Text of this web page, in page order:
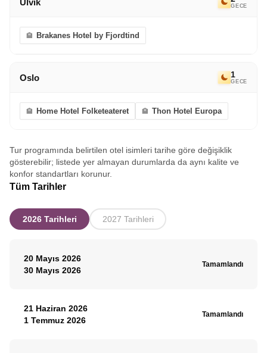
GECE
Brakanes Hotel by Fjordtind
Oslo 1
GECE
Home Hotel Folketeateret Thon Hotel Europa
Tur programında belirtilen otel isimleri tarihe göre değişiklik
gösterebilir; listede yer almayan durumlarda da aynı kalite ve
konfor standartları korunur.
Tüm Tarihler
2026 Tarihleri 2027 Tarihleri
20 Mayıs 2026
30 Mayıs 2026
Tamamlandı
21 Haziran 2026
1 Temmuz 2026
Tamamlandı